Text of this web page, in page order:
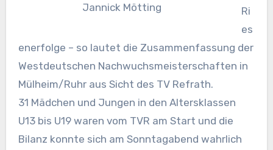
Jannick Mötting
Ri
es
enerfolge – so lautet die Zusammenfassung der
Westdeutschen Nachwuchsmeisterschaften in
Mülheim/Ruhr aus Sicht des TV Refrath.
31 Mädchen und Jungen in den Altersklassen
U13 bis U19 waren vom TVR am Start und die
Bilanz konnte sich am Sonntagabend wahrlich